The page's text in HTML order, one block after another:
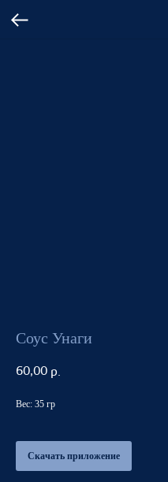
Соус Унаги
60,00 р.
Вес: 35 гр
Скачать приложение